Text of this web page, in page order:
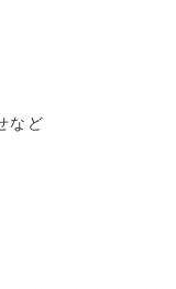
など